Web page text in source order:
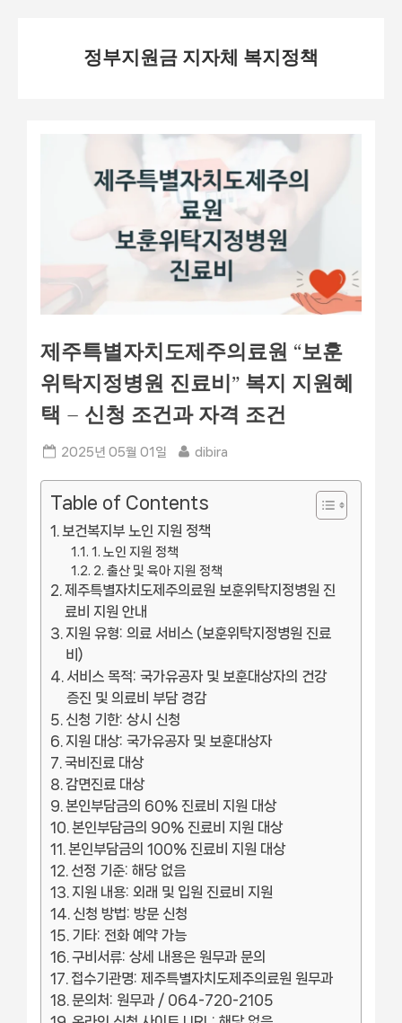
정부지원금 지자체 복지정책
제주특별자치도제주의료원 “보훈
위탁지정병원 진료비” 복지 지원혜
택 – 신청 조건과 자격 조건
Posted
2025년 05월 01일 By
dibira
Table of Contents
보건복지부 노인 지원 정책
1. 노인 지원 정책
2. 출산 및 육아 지원 정책
제주특별자치도제주의료원 보훈위탁지정병원 진
료비 지원 안내
지원 유형: 의료 서비스 (보훈위탁지정병원 진료
비)
서비스 목적: 국가유공자 및 보훈대상자의 건강
증진 및 의료비 부담 경감
신청 기한: 상시 신청
지원 대상: 국가유공자 및 보훈대상자
국비진료 대상
감면진료 대상
본인부담금의 60% 진료비 지원 대상
본인부담금의 90% 진료비 지원 대상
본인부담금의 100% 진료비 지원 대상
선정 기준: 해당 없음
지원 내용: 외래 및 입원 진료비 지원
신청 방법: 방문 신청
기타: 전화 예약 가능
구비서류: 상세 내용은 원무과 문의
접수기관명: 제주특별자치도제주의료원 원무과
문의처: 원무과 / 064-720-2105